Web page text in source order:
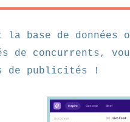
la base de
de concurrents,
de publicités !